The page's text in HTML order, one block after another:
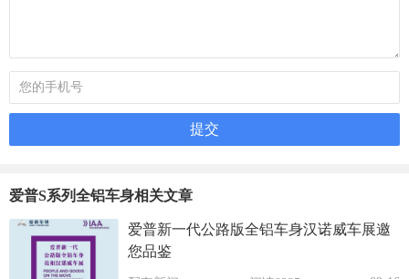
爱普S系列全铝车身相关文章
爱普新一代公路版全铝车身汉诺威车展邀
您品鉴